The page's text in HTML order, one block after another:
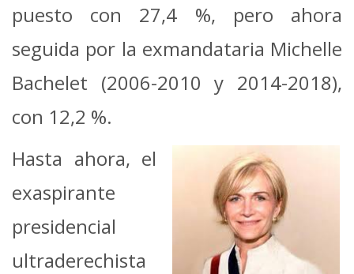
puesto con 27,4 %, pero ahora
seguida por la exmandataria Michelle
Bachelet (2006-2010 y 2014-2018),
con 12,2 %.
Hasta ahora, el
exaspirante
presidencial
ultraderechista